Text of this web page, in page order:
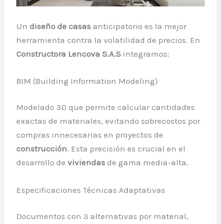
Undiseño de casas anticipatorio es la mejor
herramienta contra la volatilidad de precios. En
Constructora Lencova S.A.S integramos:
BIM (Building Information Modeling)
Modelado 3D que permite calcular cantidades
exactas de materiales, evitando sobrecostos por
compras innecesarias en proyectos de
construcción. Esta precisión es crucial en el
desarrollo deviviendas de gama media-alta.
Especificaciones Técnicas Adaptativas
Documentos con 3 alternativas por material,